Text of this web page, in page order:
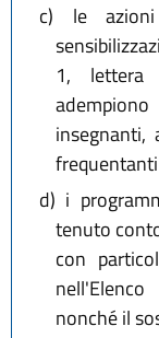
c) le
1, lettera
insegnanti,
d) i
tenuto
con
nonché il